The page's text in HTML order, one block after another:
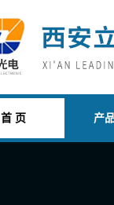
首 页 产